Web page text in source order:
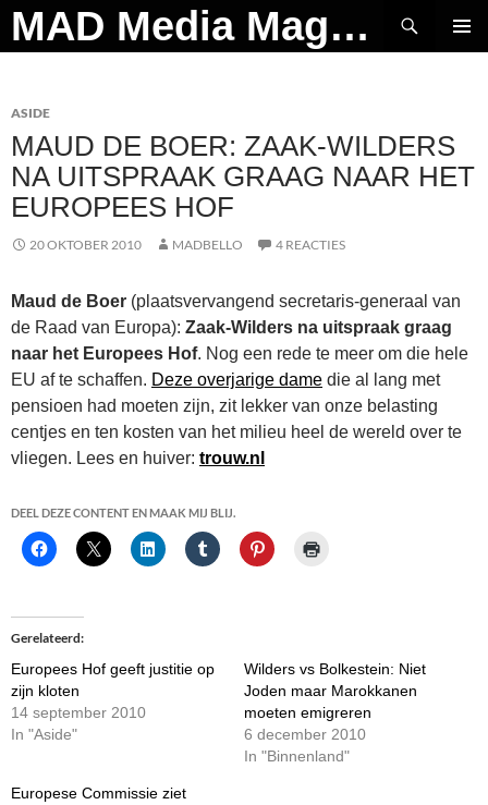
Ga
naar
MAD Media Magazine
Zoeken
ASIDE
MAUD DE BOER: ZAAK-WILDERS
NA UITSPRAAK GRAAG NAAR HET
EUROPEES HOF
20 OKTOBER 2010 MADBELLO 4 REACTIES
Maud de Boer (plaatsvervangend secretaris-generaal van
de Raad van Europa): Zaak-Wilders na uitspraak graag
naar het Europees Hof. Nog een rede te meer om die hele
EU af te schaffen. Deze overjarige dame die al lang met
pensioen had moeten zijn, zit lekker van onze belasting
centjes en ten kosten van het milieu heel de wereld over te
vliegen. Lees en huiver: trouw.nl
DEEL DEZE CONTENT EN MAAK MIJ BLIJ.
Gerelateerd
Europees Hof geeft justitie op
zijn kloten
14 september 2010
In "Aside"
Wilders vs Bolkestein: Niet
Joden maar Marokkanen
moeten emigreren
6 december 2010
In "Binnenland"
Europese Commissie ziet